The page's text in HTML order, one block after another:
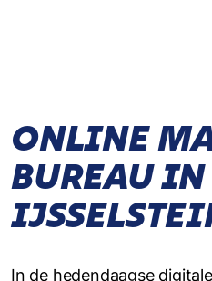
ONLINE
BUREAU IN
In de hedendaagse